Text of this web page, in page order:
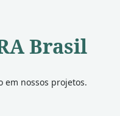
Brasil
em nossos projetos.